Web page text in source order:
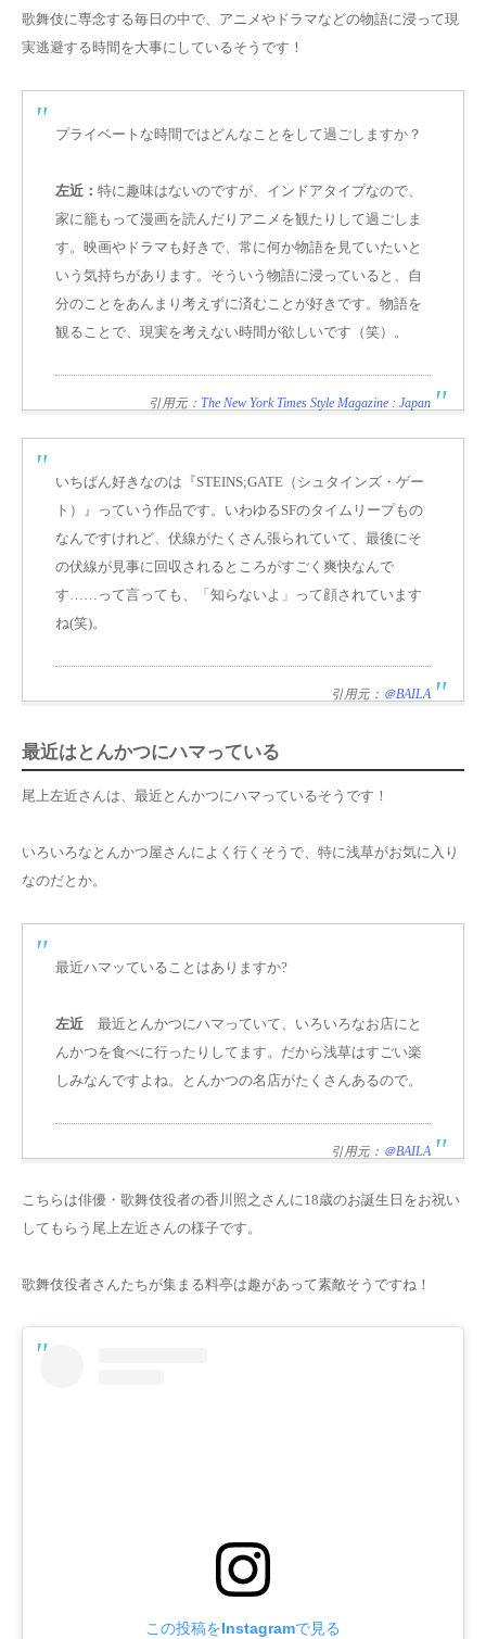
歌舞伎に専念する毎日の中で、アニメやドラマなどの物語に浸って現
実逃避する時間を大事にしているそうです！
プライベートな時間ではどんなことをして過ごしますか？
左近： 特に趣味はないのですが、 インドアタイプなので、
家に籠もって漫画を読んだりアニメを観たり して過ごしま
す。映画やドラマも好きで、常に何か物語を見ていたいと
いう気持ちがあります。そういう物語に浸っていると、自
分のことをあんまり考えずに済むことが好きです。物語を
観ることで、現実を考えない時間が欲しいです（笑）。
引用元： The New York Times Style Magazine : Japan
いちばん好きなのは『STEINS;GATE（シュタインズ・ゲー
ト）』
っていう作品です。いわゆるSFのタイムリープもの
なんですけれど、伏線がたくさん張られていて、最後にそ
の伏線が見事に回収されるところがすごく爽快なんで
す……って言っても、「知らないよ」って顔されています
ね(笑)。
引用元： ＠BAILA
最近はとんかつにハマっている
尾上左近さんは、最近とんかつにハマっているそうです！
いろいろなとんかつ屋さんによく行くそうで、特に浅草がお気に入り
なのだとか。
最近ハマッていることはありますか?
左近 最近とんかつにハマっていて、いろいろなお店にと
んかつを食べに行ったりしてます。だから浅草はすごい楽
しみなんですよね。とんかつの名店がたくさんあるので。
引用元： ＠BAILA
こちらは俳優・歌舞伎役者の香川照之さんに18歳のお誕生日をお祝い
してもらう尾上左近さんの様子です。
歌舞伎役者さんたちが集まる料亭は趣があって素敵そうですね！
この投稿をInstagramで見る